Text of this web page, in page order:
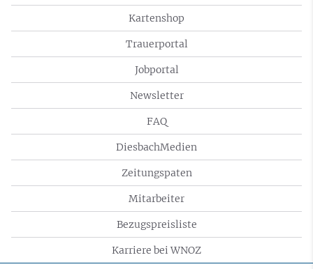
Kartenshop
Trauerportal
Jobportal
Newsletter
FAQ
DiesbachMedien
Zeitungspaten
Mitarbeiter
Bezugspreisliste
Karriere bei WNOZ